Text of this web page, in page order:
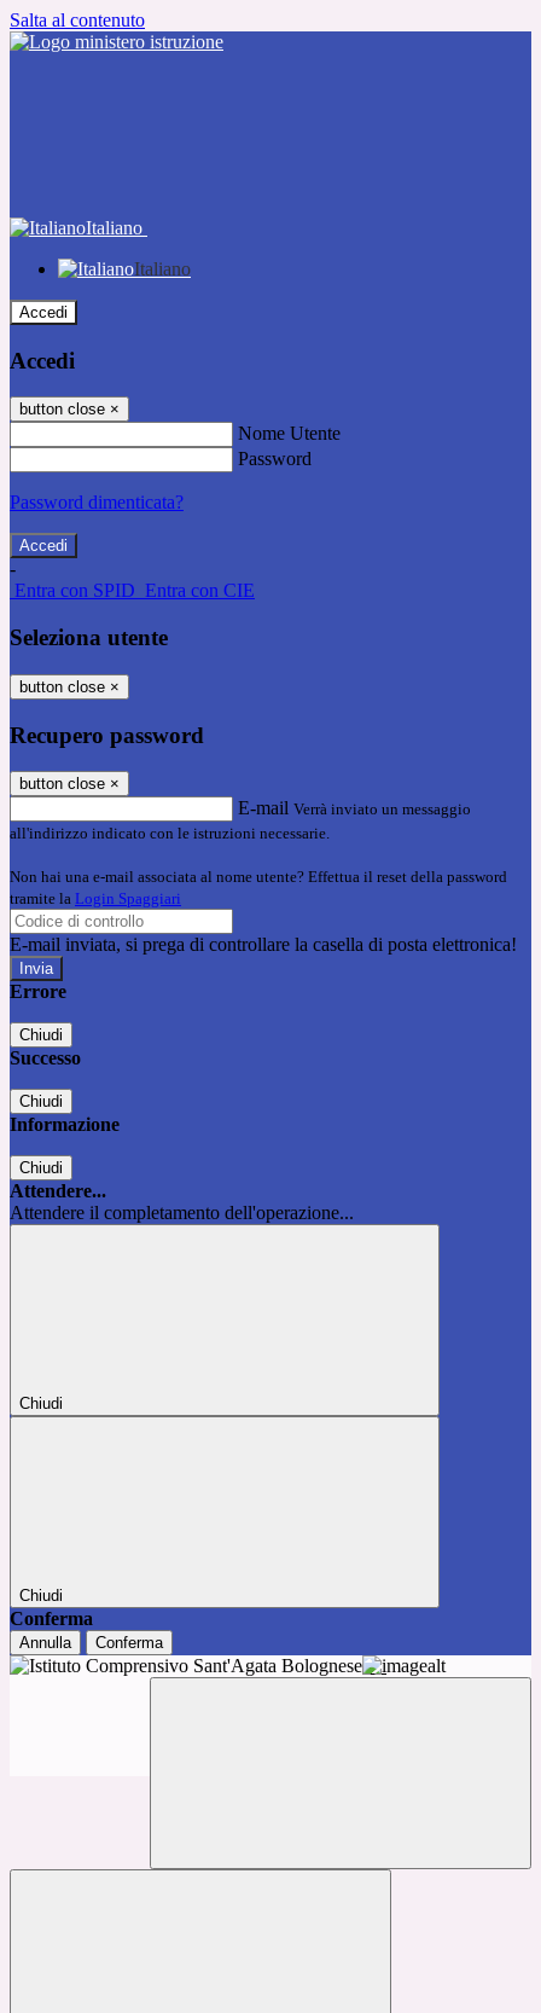
Salta al contenuto
Italiano
Italiano
Accedi
Accedi
button close ×
Nome Utente
Password
Password dimenticata?
-
Entra con SPID Entra con CIE
Seleziona utente
button close ×
Recupero password
button close ×
E-mail Verrà inviato un messaggio
all'indirizzo indicato con le istruzioni necessarie.
Non hai una e-mail associata al nome utente? Effettua il reset della password
tramite la Login Spaggiari
E-mail inviata, si prega di controllare la casella di posta elettronica!
Errore
Chiudi
Successo
Chiudi
Informazione
Chiudi
Attendere...
Attendere il completamento dell'operazione...
Chiudi
Chiudi
Conferma
Annulla Conferma